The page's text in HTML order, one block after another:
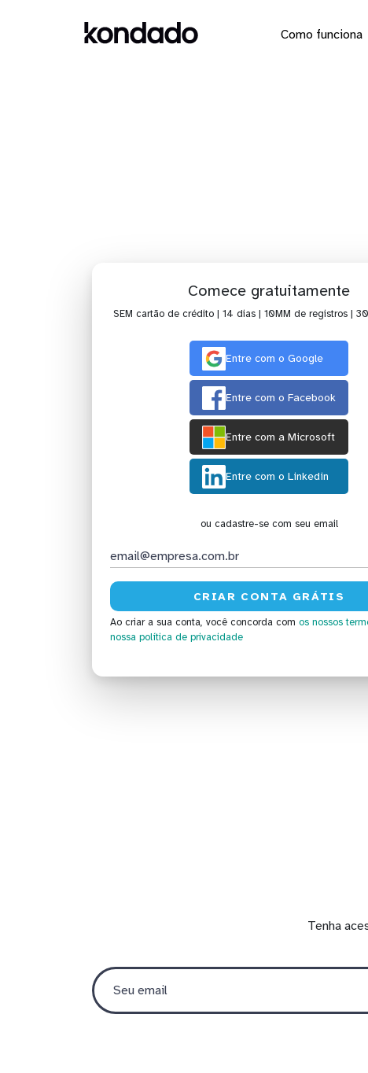
Como funciona
Comece gratuitamente
SEM cartão de crédito | 14 dias | 10MM de registros |
Entre com o Google
Entre com o Facebook
Entre com a Microsoft
Entre com o Linkedin
ou cadastre-se com seu email
Ao criar a sua conta, você concorda com os nossos
nossa política de privacidade
Tenha